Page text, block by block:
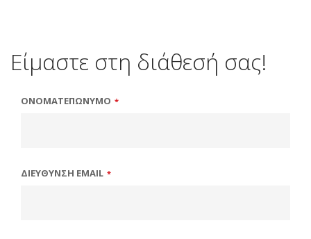
Είμαστε στη διάθεσή σας!
ΟΝΟΜΑΤΕΠΩΝΥΜΟ *
ΔΙΕΥΘΥΝΣΗ EMAIL *